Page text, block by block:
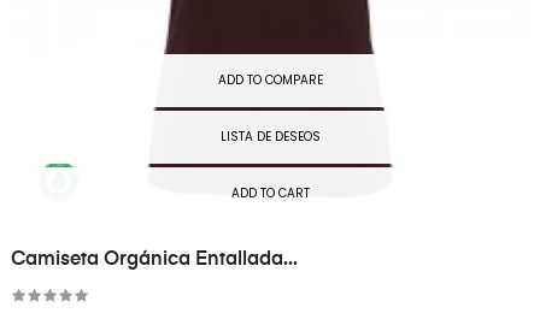
ADD TO COMPARE
LISTA DE DESEOS
ADD TO CART
Camiseta Orgánica Entallada...